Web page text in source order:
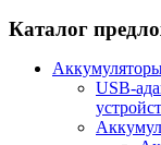
Каталог
USB-